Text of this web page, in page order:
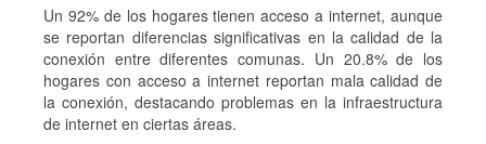
Un 92% de los hogares tienen acceso a internet, aunque
se reportan diferencias significativas en la calidad de la
conexión entre diferentes comunas. Un 20.8% de los
hogares con acceso a internet reportan mala calidad de
la conexión, destacando problemas en la infraestructura
de internet en ciertas áreas.